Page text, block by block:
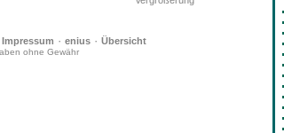
Impressum · enius· Übersicht
ohne Gewähr